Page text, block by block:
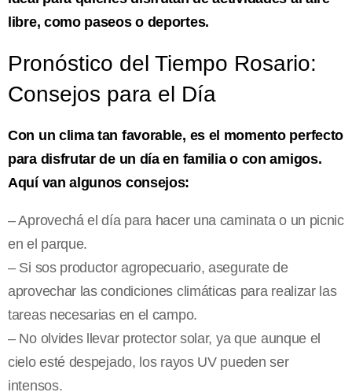
libre, como paseos o deportes.
Pronóstico del Tiempo Rosario:
Consejos para el Día
Con un clima tan favorable, es el momento perfecto
para disfrutar de un día en familia o con amigos.
Aquí van algunos consejos:
– Aprovechá el día para hacer una caminata o un picnic
en el parque.
– Si sos productor agropecuario, asegurate de
aprovechar las condiciones climáticas para realizar las
tareas necesarias en el campo.
– No olvides llevar protector solar, ya que aunque el
cielo esté despejado, los rayos UV pueden ser
intensos.